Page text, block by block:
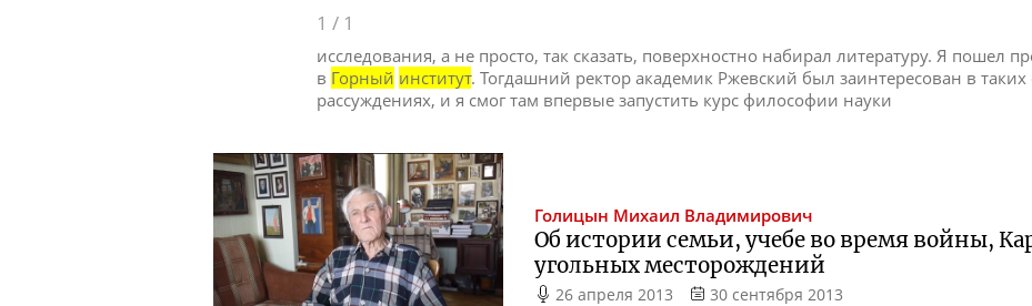
1 / 1
исследования, а не просто, так сказать, поверхностно набирал литературу. Я пошел
в Горный институт. Тогдашний ректор академик Ржевский был заинтересован в
рассуждениях, и я смог там впервые запустить курс философии науки
Голицын Михаил Владимирович
Об истории семьи, учебе во время войны,
угольных месторождений
26 апреля 2013 30 сентября 2013